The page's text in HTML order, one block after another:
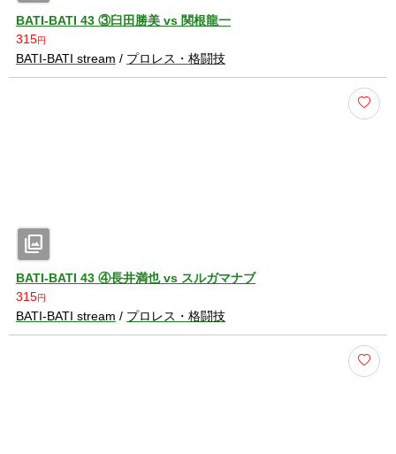
BATI-BATI 43 ③臼田勝美 vs 関根龍一
315円
BATI-BATI stream / プロレス・格闘技
photo_library
BATI-BATI 43 ④長井満也 vs スルガマナブ
315円
BATI-BATI stream / プロレス・格闘技